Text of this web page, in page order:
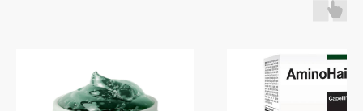
О нас
Лидеры продаж